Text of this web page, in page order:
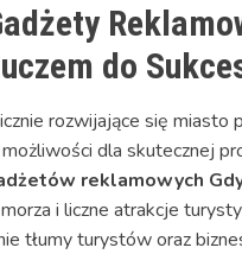
do
rozwijające się miasto
dla skutecznej
reklamowych
i liczne atrakcje
tłumy turystów oraz